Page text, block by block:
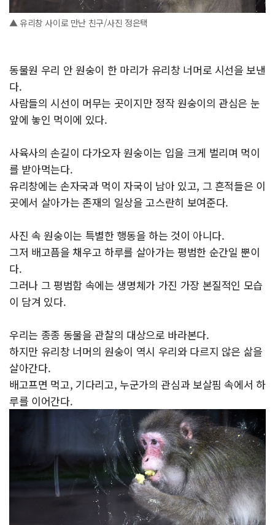
▲ 유리창 사이로 만난 친구/사진 정은택
동물원 우리 안 원숭이 한 마리가 유리창 너머로 시선을 보낸
다.
사람들의 시선이 머무는 곳이지만 정작 원숭이의 관심은 눈
앞에 놓인 먹이에 있다.
사육사의 손길이 다가오자 원숭이는 입을 크게 벌리며 먹이
를 받아먹는다.
유리창에는 손자국과 먹이 자국이 남아 있고, 그 흔적들은 이
곳에서 살아가는 존재의 일상을 고스란히 보여준다.
사진 속 원숭이는 특별한 행동을 하는 것이 아니다.
그저 배고픔을 채우고 하루를 살아가는 평범한 순간일 뿐이
다.
그러나 그 평범함 속에는 생명체가 가진 가장 본질적인 모습
이 담겨 있다.
우리는 종종 동물을 관찰의 대상으로 바라본다.
하지만 유리창 너머의 원숭이 역시 우리와 다르지 않은 삶을
살아간다.
배고프면 먹고, 기다리고, 누군가의 관심과 보살핌 속에서 하
루를 이어간다.